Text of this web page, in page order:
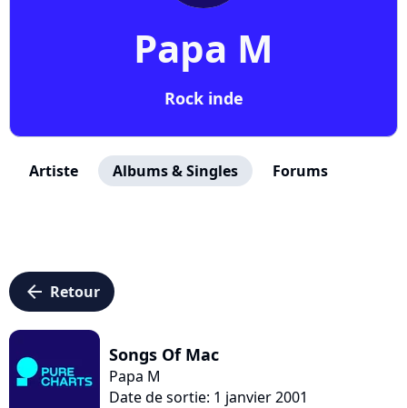
Papa M
Rock inde
Artiste Albums & Singles Forums
arrow_left Retour
Songs Of Mac
Papa M
Date de sortie: 1 janvier 2001